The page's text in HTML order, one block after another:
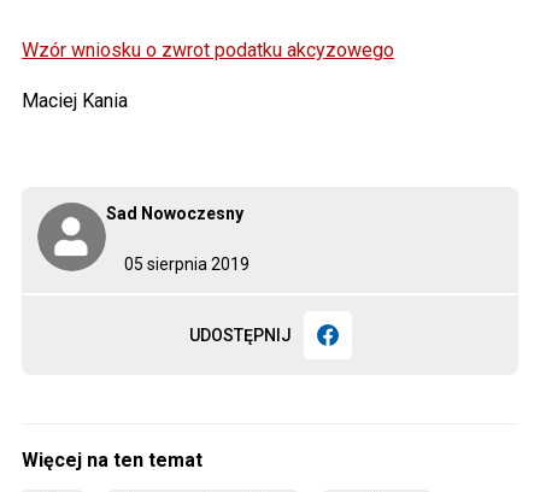
05 sierpnia 2019
Sad Nowoczesny
UDOSTĘPNIJ
Wzór wniosku o zwrot podatku akcyzowego
Maciej Kania